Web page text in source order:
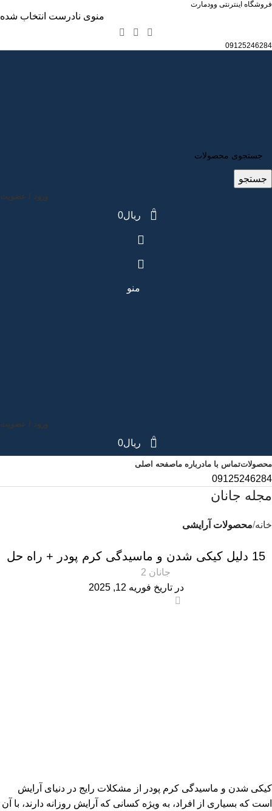
فروشگاه اینترنتی وودمارت
منوی نادرست انتخاب شده
09125246284
جستجو
ورود / عضویت
0 ریال0
منو
ورود / عضویت
0 ریال0
محصولاتتماس با مادرباره ماصفحه اصلی
09125246284
مجله جانان
خانه محصولات آرایشی
15 دلیل کیکی شدن و ماسیدگی کرم پودر + راه حل
جانان 2
در تاریخ فوریه 12, 2025
کیکی شدن و ماسیدگی کرم پودر از مشکلات رایج در دنیای آرایش
است که بسیاری از افراد، به ویژه کسانی که آرایش روزانه دارند، با آن